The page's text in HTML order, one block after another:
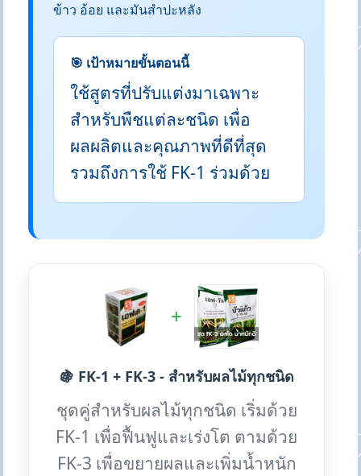
ข้าว อ้อย และมันสำปะหลัง
🎯 เป้าหมายขั้นตอนนี้
ใช้สูตรที่ปรับแต่งมาเฉพาะ
สำหรับพืชแต่ละชนิด เพื่อ
ผลผลิตและคุณภาพที่ดีที่สุด
รวมถึงการใช้ FK-1 ร่วมด้วย
+
🍇 FK-1 + FK-3 - สำหรับผลไม้ทุกชนิด
ชุดคู่สำหรับผลไม้ทุกชนิด เริ่มด้วย
FK-1 เพื่อฟื้นฟูและเร่งโต ตามด้วย
FK-3 เพื่อขยายผลและเพิ่มน้ำหนัก